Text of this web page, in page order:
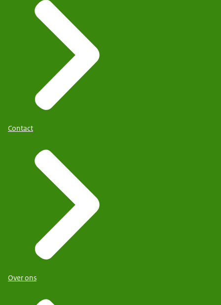
Contact
Over ons